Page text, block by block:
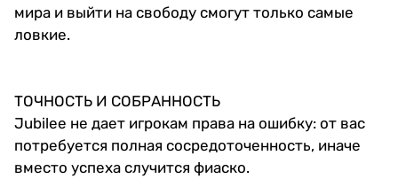
мира и выйти на свободу смогут только самые
ловкие.
ТОЧНОСТЬ И СОБРАННОСТЬ
Jubilee не дает игрокам права на ошибку: от вас
потребуется полная сосредоточенность, иначе
вместо успеха случится фиаско.